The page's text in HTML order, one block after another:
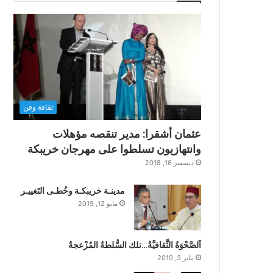
ثقافة وفن
عثمان أشقرا: مدير تنقصه مؤهلات
وانتهازيون تسلطوا على مهرجان خريبكة
ديسمبر 16, 2018
مدينـة خريبكـة وخُطـى التَغييـر
مايو 12, 2019
اَلصَّحْوَةُ الثَّقافيَّةُ…تلك السُّلطةُ المُزْعجةُ
يناير 3, 2019